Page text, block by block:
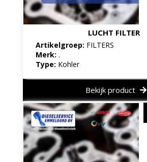
LUCHT FILTER
Artikelgroep: FILTERS
Merk: .
Type: Kohler
Bekijk product